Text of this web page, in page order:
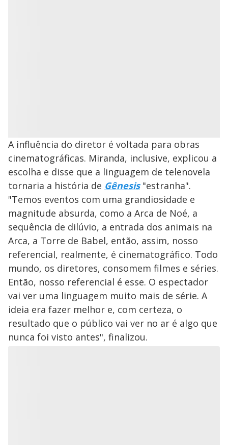
A influência do diretor é voltada para obras
cinematográficas. Miranda, inclusive, explicou a
escolha e disse que a linguagem de telenovela
tornaria a história de Gênesis"estranha".
"Temos eventos com uma grandiosidade e
magnitude absurda, como a Arca de Noé, a
sequência de dilúvio, a entrada dos animais na
Arca, a Torre de Babel, então, assim, nosso
referencial, realmente, é cinematográfico. Todo
mundo, os diretores, consomem filmes e séries.
Então, nosso referencial é esse. O espectador
vai ver uma linguagem muito mais de série. A
ideia era fazer melhor e, com certeza, o
resultado que o público vai ver no ar é algo que
nunca foi visto antes", finalizou.